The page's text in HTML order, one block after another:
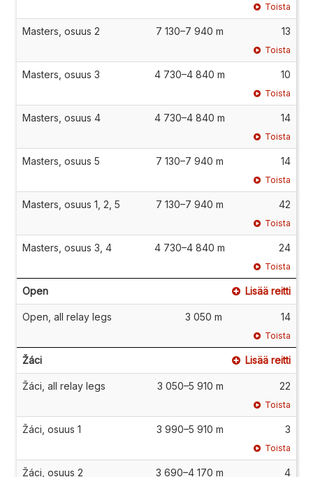
Toista
Masters, osuus 2 7 130–7 940 m 13
Toista
Masters, osuus 3 4 730–4 840 m 10
Toista
Masters, osuus 4 4 730–4 840 m 14
Toista
Masters, osuus 5 7 130–7 940 m 14
Toista
Masters, osuus 1, 2, 5 7 130–7 940 m 42
Toista
Masters, osuus 3, 4 4 730–4 840 m 24
Toista
Open Lisää reitti
Open, all relay legs 3 050 m 14
Toista
Žáci Lisää reitti
Žáci, all relay legs 3 050–5 910 m 22
Toista
Žáci, osuus 1 3 990–5 910 m 3
Toista
Žáci, osuus 2 3 690–4 170 m 4